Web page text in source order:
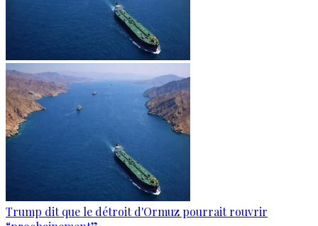
Trump dit que le détroit d'Ormuz pourrait rouvrir